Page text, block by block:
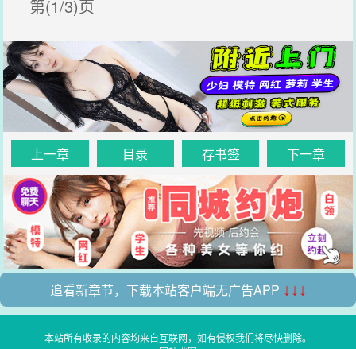
第(1/3)页
上一章 目录 存书签 下一章
追看新章节，下载本站客户端无广告APP ↓↓↓
本站所有收录的内容均来自互联网，如有侵权我们将尽快删除。